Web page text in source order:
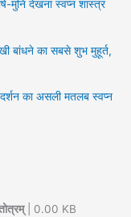
देखना स्वप्न शास्त्र
बांधने का सबसे शुभ मुहूर्त,
का असली मतलब स्वप्न
| 0.00 KB